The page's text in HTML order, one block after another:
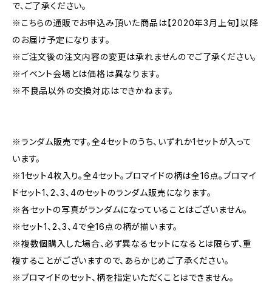
で、ご了承ください。
※こちらの通販でお申込み頂いた商品は【2020年3月上旬】以降
のお届け予定になります。
※ご注文後の注文内容の変更は承れませんのでご了承ください。
※イベント会場とは価格は異なります。
※不良品以外の交換対応はできかねます。
※ランダム販売です。全4セットのうち、いずれか1セットが入って
います。
※1セット4枚入り。全4セット。ブロマイドの柄は全16点。ブロマイ
ドセット1、2、3、4のセットのランダム販売になります。
※各セットの写真がランダムになっていることはございません。
※セット1、2、3、4で全16点の柄が揃います。
※複数個購入した場合、必ず異なるセットになるとは限らず、重
複することがございますので、あらかじめご了承ください。
※ブロマイドのセット、柄を指定いただくことはできません。